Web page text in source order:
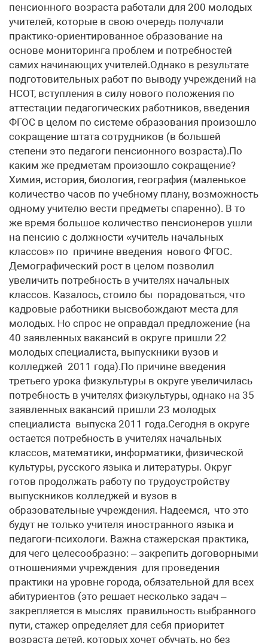
пенсионного возраста работали для 200 молодых
учителей, которые в свою очередь получали
практико-ориентированное образование на
основе мониторинга проблем и потребностей
самих начинающих учителей.Однако в результате
подготовительных работ по выводу учреждений на
НСОТ, вступления в силу нового положения по
аттестации педагогических работников, введения
ФГОС в целом по системе образования произошло
сокращение штата сотрудников (в большей
степени это педагоги пенсионного возраста).По
каким же предметам произошло сокращение?
Химия, история, биология, география (маленькое
количество часов по учебному плану, возможность
одному учителю вести предметы спаренно). В то
же время большое количество пенсионеров ушли
на пенсию с должности «учитель начальных
классов» по причине введения нового ФГОС.
Демографический рост в целом позволил
увеличить потребность в учителях начальных
классов. Казалось, стоило бы порадоваться, что
кадровые работники высвобождают места для
молодых. Но спрос не оправдал предложение (на
40 заявленных вакансий в округе пришли 22
молодых специалиста, выпускники вузов и
колледжей 2011 года).По причине введения
третьего урока физкультуры в округе увеличилась
потребность в учителях физкультуры, однако на 35
заявленных вакансий пришли 23 молодых
специалиста выпуска 2011 года.Сегодня в округе
остается потребность в учителях начальных
классов, математики, информатики, физической
культуры, русского языка и литературы. Округ
готов продолжать работу по трудоустройству
выпускников колледжей и вузов в
образовательные учреждения. Надеемся, что это
будут не только учителя иностранного языка и
педагоги-психологи. Важна стажерская практика,
для чего целесообразно: – закрепить договорными
отношениями учреждения для проведения
практики на уровне города, обязательной для всех
абитуриентов (это решает несколько задач –
закрепляется в мыслях правильность выбранного
пути, стажер определяет для себя приоритет
возраста детей, которых хочет обучать, но без